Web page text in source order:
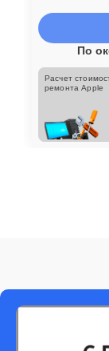
По
Расчет
ремонта Apple